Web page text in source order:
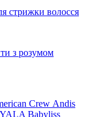
стрижки волосся
з розумом
Crew Andis
Babyliss